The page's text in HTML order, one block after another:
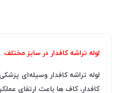
لوله تراشه کافدار در سایز مختلف
لوله تراشه کافدار وسیله‌ای
کافدار، کاف ها باعث ارتقای